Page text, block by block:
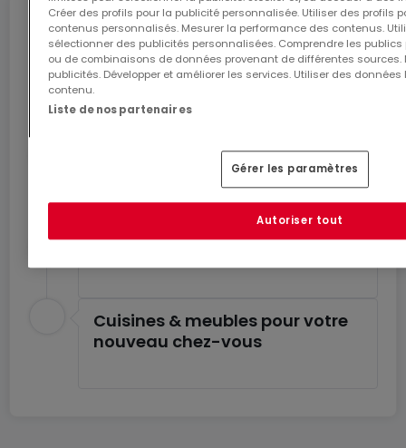
Déménagez en toute
tranquillité
Profitez de ces services pour un déménagement
en toute sérénité.
Estimez le coût de votre
déménagement
Cuisines & meubles pour votre
nouveau chez-vous
Créer des profils pour la publicité personnalisée. Utiliser des profils
contenus personnalisés. Mesurer la performance des contenus.
sélectionner des publicités personnalisées. Comprendre les
ou de combinaisons de données provenant de différentes sources.
publicités. Développer et améliorer les services. Utiliser des
contenu.
Liste de nos partenaires
Gérer les paramètres
Autoriser tout